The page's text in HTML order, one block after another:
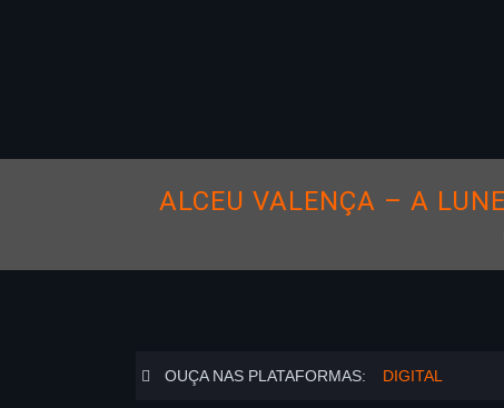
ALCEU VALENÇA – A
OUÇA NAS PLATAFORMAS: DIGITAL